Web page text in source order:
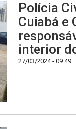
Polícia
Cuiabá e
interior
27/03/2024 - 09:49